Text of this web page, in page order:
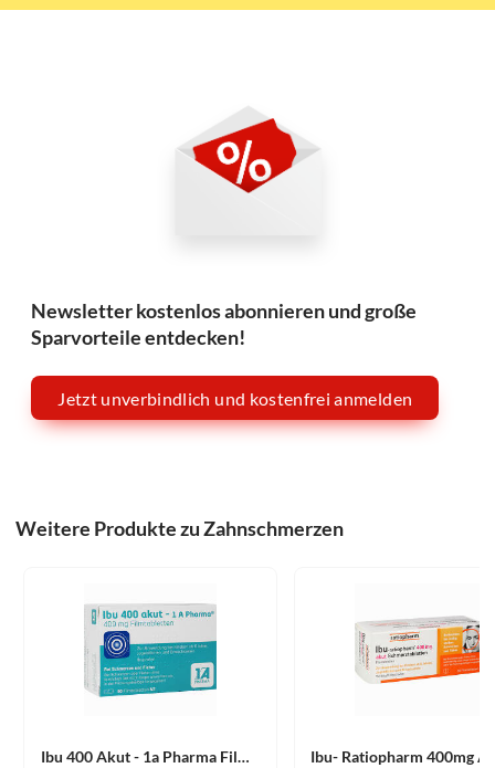
Newsletter kostenlos abonnieren und große
Sparvorteile entdecken!
Jetzt unverbindlich und kostenfrei anmelden
Weitere Produkte zu Zahnschmerzen
Ibu 400 Akut - 1a Pharma Filmtabletten 50 Stück